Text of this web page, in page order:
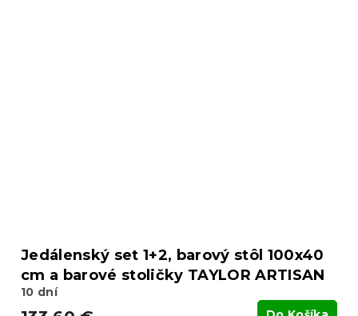
Jedálenský set 1+2, barový stôl 100x40
cm a barové stoličky TAYLOR ARTISAN
10 dní